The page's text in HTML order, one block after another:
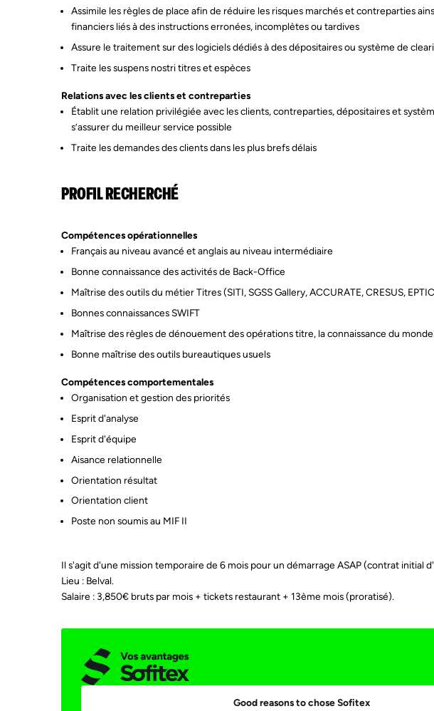
Assimile les règles de place afin de réduire les risques marchés et contreparties
financiers liés à des instructions erronées, incomplètes ou tardives
Assure le traitement sur des logiciels dédiés à des dépositaires ou système de
Traite les suspens nostri titres et espèces
Relations avec les clients et contreparties
Établit une relation privilégiée avec les clients, contreparties, dépositaires et
s’assurer du meilleur service possible
Traite les demandes des clients dans les plus brefs délais
PROFIL RECHERCHÉ
Compétences opérationnelles
Français au niveau avancé et anglais au niveau intermédiaire
Bonne connaissance des activités de Back-Office
Maîtrise des outils du métier Titres (SITI, SGSS Gallery, ACCURATE, CRESUS,
Bonnes connaissances SWIFT
Maîtrise des règles de dénouement des opérations titre, la connaissance du
Bonne maîtrise des outils bureautiques usuels
Compétences comportementales
Organisation et gestion des priorités
Esprit d'analyse
Esprit d'équipe
Aisance relationnelle
Orientation résultat
Orientation client
Poste non soumis au MIF II
Il s'agit d'une mission temporaire de 6 mois pour un démarrage ASAP (contrat initial
Lieu : Belval.
Salaire : 3,850€ bruts par mois + tickets restaurant + 13ème mois (proratisé).
Good reasons to chose Sofitex